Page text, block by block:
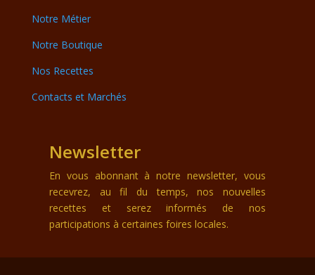
Notre Métier
Notre Boutique
Nos Recettes
Contacts et Marchés
Newsletter
En vous abonnant à notre newsletter, vous
recevrez, au fil du temps, nos nouvelles
recettes et serez informés de nos
participations à certaines foires locales.